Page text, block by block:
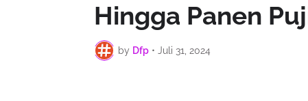
Hingga Panen
by Dfp • Juli 31, 2024